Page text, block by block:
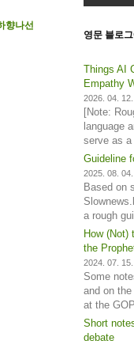
향나선
영문 블로
Things AI
Empathy
2026. 04. 12.
[Note:
language
serve as
Guideline
2025. 08. 04.
Based on
a rough
How (Not)
the
2024. 07. 15.
Some
and on
at the
Short
debate